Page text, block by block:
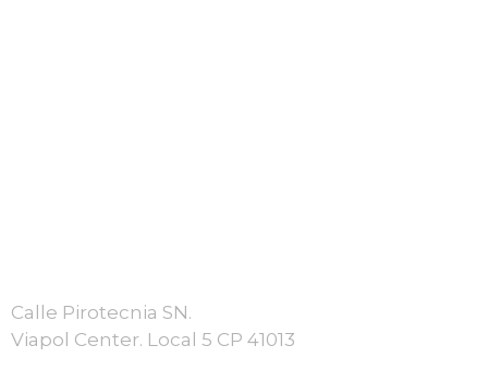
Calle Pirotecnia SN.
Viapol Center. Local 5 CP 41013